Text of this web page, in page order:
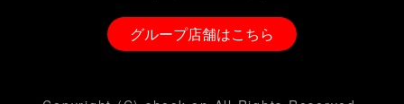
グループ店舗はこちら